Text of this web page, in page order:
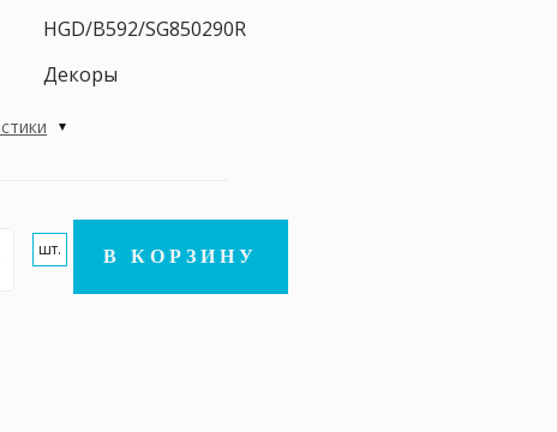
HGD/B592/SG850290R
Декоры
шт. В КОРЗИНУ